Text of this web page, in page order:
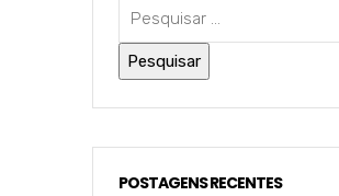
POSTAGENS RECENTES